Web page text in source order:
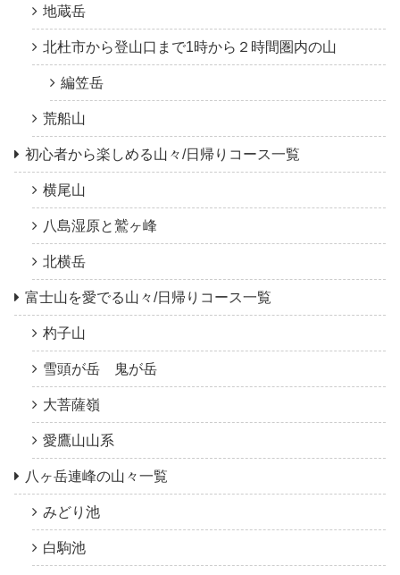
地蔵岳
北杜市から登山口まで1時から２時間圏内の山
編笠岳
荒船山
初心者から楽しめる山々/日帰りコース一覧
横尾山
八島湿原と鷲ヶ峰
北横岳
富士山を愛でる山々/日帰りコース一覧
杓子山
雪頭が岳 鬼が岳
大菩薩嶺
愛鷹山山系
八ヶ岳連峰の山々一覧
みどり池
白駒池